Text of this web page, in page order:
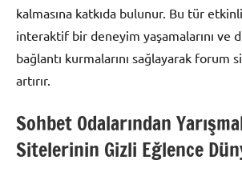
kalmasına katkıda bulunur. Bu tür
interaktif bir deneyim yaşamalarını ve
bağlantı kurmalarını sağlayarak forum
artırır.
Sohbet Odalarından
Sitelerinin Gizli Eğlence